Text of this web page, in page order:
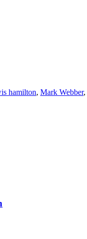
hamilton, Mark Webber,